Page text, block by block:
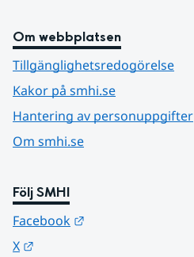
Om webbplatsen
Tillgänglighetsredogörelse
Kakor på smhi.se
Hantering av personuppgifter
Om smhi.se
Följ SMHI
Facebook
X